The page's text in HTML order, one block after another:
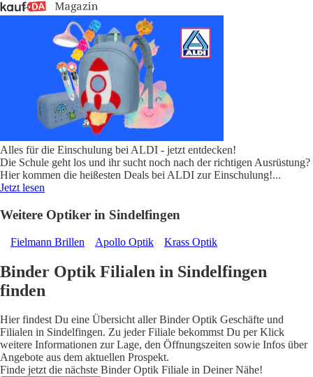
Alles für die Einschulung bei ALDI - jetzt entdecken!
Die Schule geht los und ihr sucht noch nach der richtigen Ausrüstung?
Hier kommen die heißesten Deals bei ALDI zur Einschulung!...
Jetzt lesen
Weitere Optiker in Sindelfingen
Fielmann Brillen Apollo Optik Krass Optik
Binder Optik Filialen in Sindelfingen
finden
Hier findest Du eine Übersicht aller Binder Optik Geschäfte und
Filialen in Sindelfingen. Zu jeder Filiale bekommst Du per Klick
weitere Informationen zur Lage, den Öffnungszeiten sowie Infos über
Angebote aus dem aktuellen Prospekt.
Finde jetzt die nächste Binder Optik Filiale in Deiner Nähe!